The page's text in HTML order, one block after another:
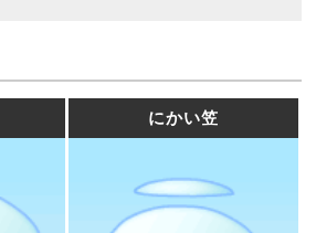
にかい笠